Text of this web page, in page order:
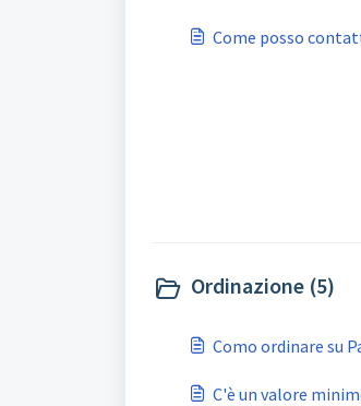
Come posso
Ordinazione (5)
Como ordinare su
C'è un valore